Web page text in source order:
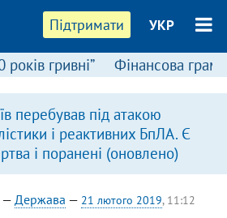
Підтримати УКР
років гривні” Фінансова
перебував під атакою
і реактивних БпЛА. Є
і поранені (оновлено)
— Держава — 21 лютого 2019, 11:12